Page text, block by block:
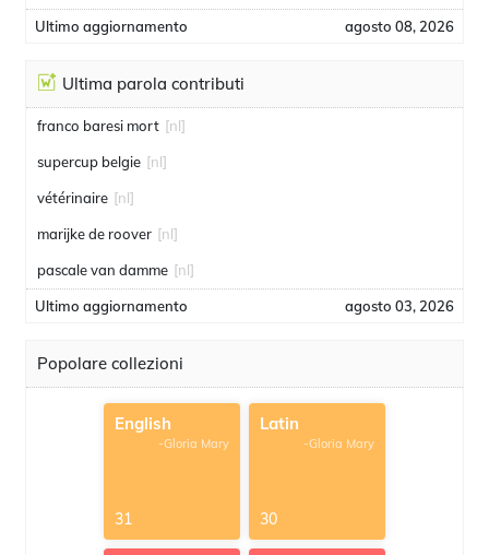
Ultimo aggiornamento agosto 08, 2026
Ultima parola contributi
franco baresi mort [nl]
supercup belgie [nl]
vétérinaire [nl]
marijke de roover [nl]
pascale van damme [nl]
Ultimo aggiornamento agosto 03, 2026
Popolare collezioni
English
-Gloria Mary
31
Latin
-Gloria Mary
30